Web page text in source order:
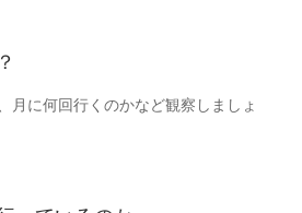
月に何回行くのかなど観察しましょ